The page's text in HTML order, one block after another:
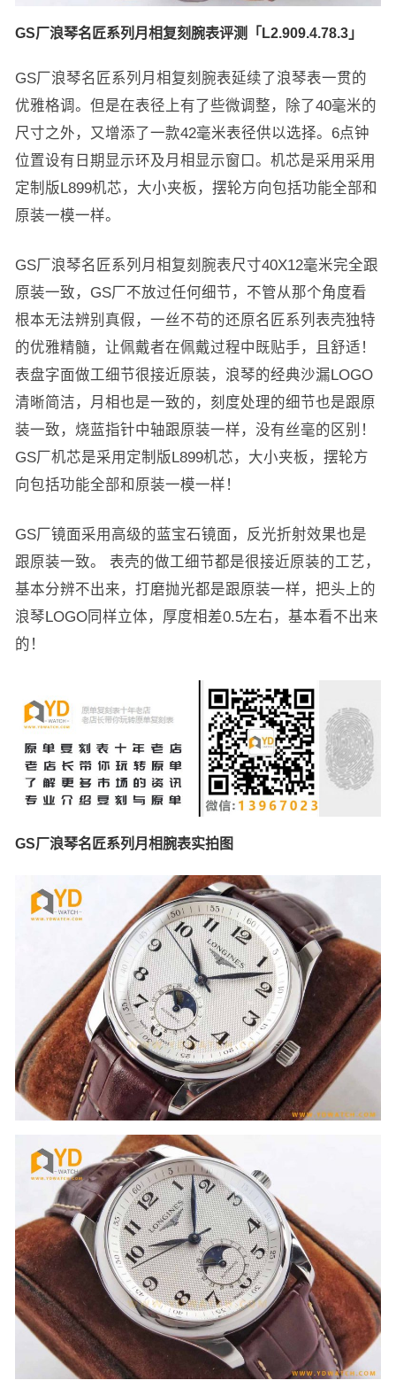
GS厂浪琴名匠系列月相复刻腕表评测「L2.909.4.78.3」
GS厂浪琴名匠系列月相复刻腕表延续了浪琴表一贯的
优雅格调。但是在表径上有了些微调整，除了40毫米的
尺寸之外，又增添了一款42毫米表径供以选择。6点钟
位置设有日期显示环及月相显示窗口。机芯是采用采用
定制版L899机芯，大小夹板，摆轮方向包括功能全部和
原装一模一样。
GS厂浪琴名匠系列月相复刻腕表尺寸40X12毫米完全跟
原装一致，GS厂不放过任何细节，不管从那个角度看
根本无法辨别真假，一丝不苟的还原名匠系列表壳独特
的优雅精髓，让佩戴者在佩戴过程中既贴手，且舒适！
表盘字面做工细节很接近原装，浪琴的经典沙漏LOGO
清晰简洁，月相也是一致的，刻度处理的细节也是跟原
装一致，烧蓝指针中轴跟原装一样，没有丝毫的区别！
GS厂机芯是采用定制版L899机芯，大小夹板，摆轮方
向包括功能全部和原装一模一样！
GS厂镜面采用高级的蓝宝石镜面，反光折射效果也是
跟原装一致。 表壳的做工细节都是很接近原装的工艺，
基本分辨不出来，打磨抛光都是跟原装一样，把头上的
浪琴LOGO同样立体，厚度相差0.5左右，基本看不出来
的！
GS厂浪琴名匠系列月相腕表实拍图